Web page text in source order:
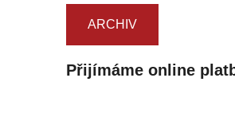
ARCHIV
Přijímáme online